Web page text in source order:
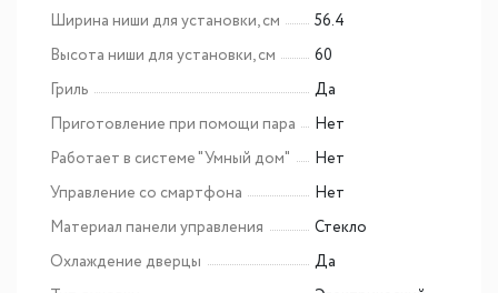
Ширина ниши для установки, см
56.4
Высота ниши для установки, см
60
Гриль
Да
Приготовление при помощи пара
Нет
Работает в системе "Умный дом"
Нет
Управление со смартфона
Нет
Материал панели управления
Стекло
Охлаждение дверцы
Да